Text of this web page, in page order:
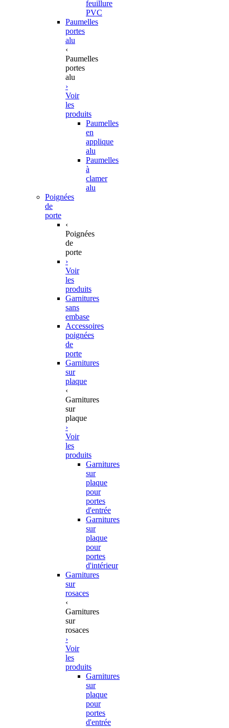
feuillure
PVC
Paumelles
portes
alu
‹
Paumelles
portes
alu
›
Voir
les
produits
Paumelles
en
applique
alu
Paumelles
à
clamer
alu
Poignées
de
porte
‹
Poignées
de
porte
›
Voir
les
produits
Garnitures
sans
embase
Accessoires
poignées
de
porte
Garnitures
sur
plaque
‹
Garnitures
sur
plaque
›
Voir
les
produits
Garnitures
sur
plaque
pour
portes
d'entrée
Garnitures
sur
plaque
pour
portes
d'intérieur
Garnitures
sur
rosaces
‹
Garnitures
sur
rosaces
›
Voir
les
produits
Garnitures
sur
plaque
pour
portes
d'entrée